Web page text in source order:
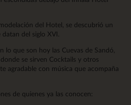
del Hotel, se descubrió un
del siglo XVI.
lo que son hoy las Cuevas de Sandó,
se sirven Cocktails y otros
agradable con música que acompaña
de quienes ya las conocen: